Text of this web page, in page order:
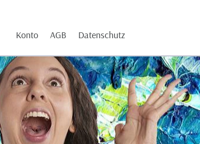
Konto AGB Datenschutz